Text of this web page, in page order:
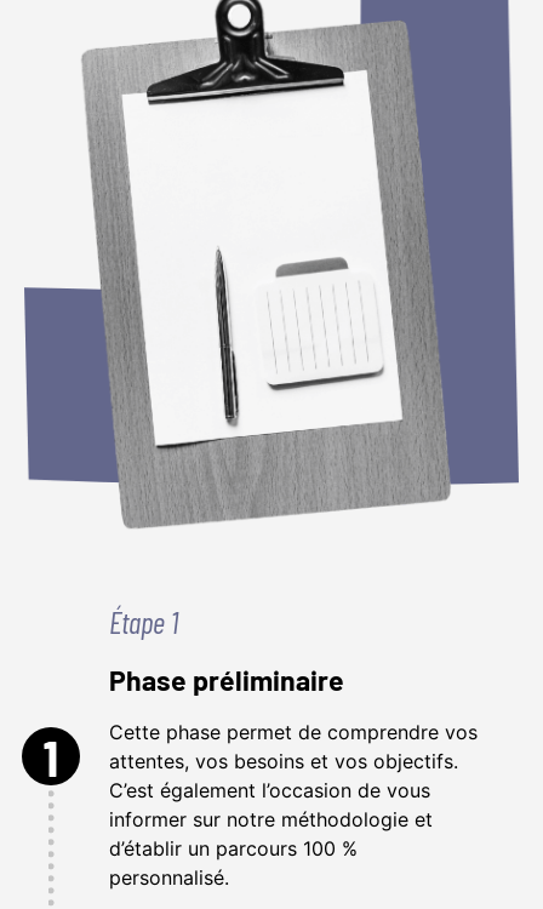
1
Étape 1
Phase préliminaire
Cette phase permet de comprendre vos
attentes, vos besoins et vos objectifs.
C’est également l’occasion de vous
informer sur notre méthodologie et
d’établir un parcours 100 %
personnalisé.